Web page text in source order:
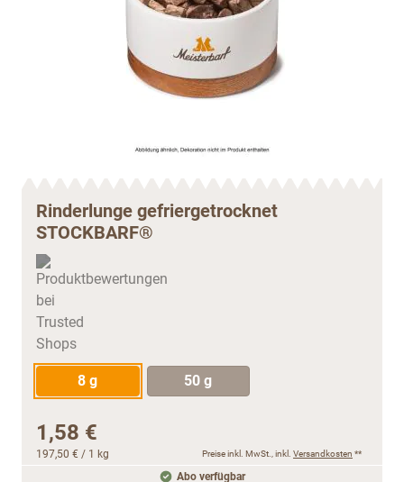
Rinderlunge gefriergetrocknet
STOCKBARF®
8 g 50 g
1,58 €
197,50 € / 1 kg Preise inkl. MwSt., inkl. Versandkosten **
Abo verfügbar